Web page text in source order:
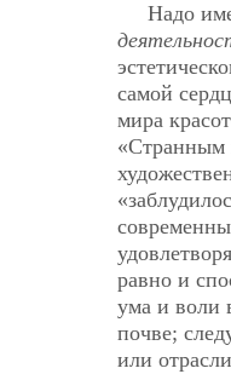
Надо
самой
мира
«Странным
равно и
ума и воли
почве;
или